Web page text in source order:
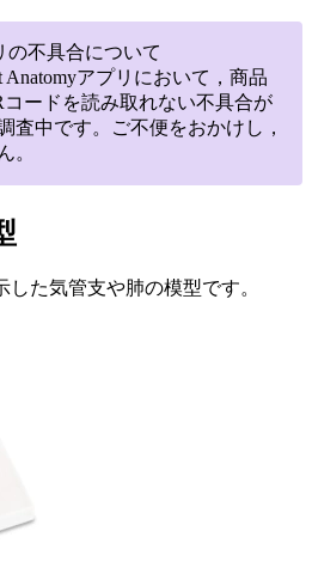
の不具合について
Anatomyアプリにおいて，商品
ードを読み取れない不具合が
査中です。ご不便をおかけし，
。
た気管支や肺の模型です。